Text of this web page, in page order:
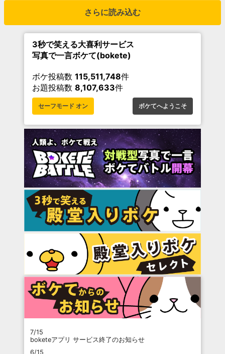
さらに読み込む
3秒で笑える大喜利サービス
写真で一言ボケて(bokete)
ボケ投稿数 115,511,748件
お題投稿数 8,107,633件
セーフモード オン ボケてへようこそ
7/15
boketeアプリ サービス終了のお知らせ
6/15